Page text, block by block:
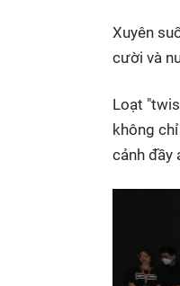
Xuyên
cười và
Loạt
không
cảnh đầy